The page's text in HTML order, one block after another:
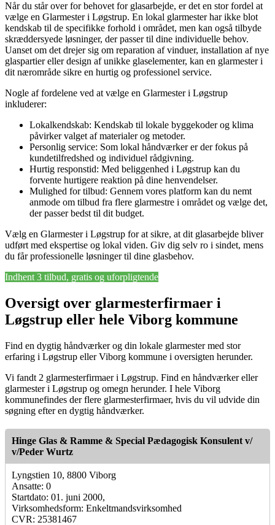
Når du står over for behovet for glasarbejde, er det en stor fordel at
vælge en Glarmester i Løgstrup. En lokal glarmester har ikke blot
kendskab til de specifikke forhold i området, men kan også tilbyde
skræddersyede løsninger, der passer til dine individuelle behov.
Uanset om det drejer sig om reparation af vinduer, installation af nye
glaspartier eller design af unikke glaselementer, kan en glarmester i
dit nærområde sikre en hurtig og professionel service.
Nogle af fordelene ved at vælge en Glarmester i Løgstrup
inkluderer:
Lokalkendskab: Kendskab til lokale byggekoder og klima
påvirker valget af materialer og metoder.
Personlig service: Som lokal håndværker er der fokus på
kundetilfredshed og individuel rådgivning.
Hurtig responstid: Med beliggenhed i Løgstrup kan du
forvente hurtigere reaktion på dine henvendelser.
Mulighed for tilbud: Gennem vores platform kan du nemt
anmode om tilbud fra flere glarmestre i området og vælge det,
der passer bedst til dit budget.
Vælg en Glarmester i Løgstrup for at sikre, at dit glasarbejde bliver
udført med ekspertise og lokal viden. Giv dig selv ro i sindet, mens
du får professionelle løsninger til dine glasbehov.
Indhent 3 tilbud, gratis og uforpligtende
Oversigt over glarmesterfirmaer i
Løgstrup eller hele Viborg kommune
Find en dygtig håndværker og din lokale glarmester med stor
erfaring i Løgstrup eller Viborg kommune i oversigten herunder.
Vi fandt 2 glarmesterfirmaer i Løgstrup. Find en håndværker eller
glarmester i Løgstrup og omegn herunder. I hele Viborg
kommunefindes der flere glarmesterfirmaer, hvis du vil udvide din
søgning efter en dygtig håndværker.
Hinge Glas & Ramme & Special Pædagogisk Konsulent v/
v/Peder Wurtz
Lyngstien 10, 8800 Viborg
Ansatte: 0
Startdato: 01. juni 2000,
Virksomhedsform: Enkeltmandsvirksomhed
CVR: 25381467